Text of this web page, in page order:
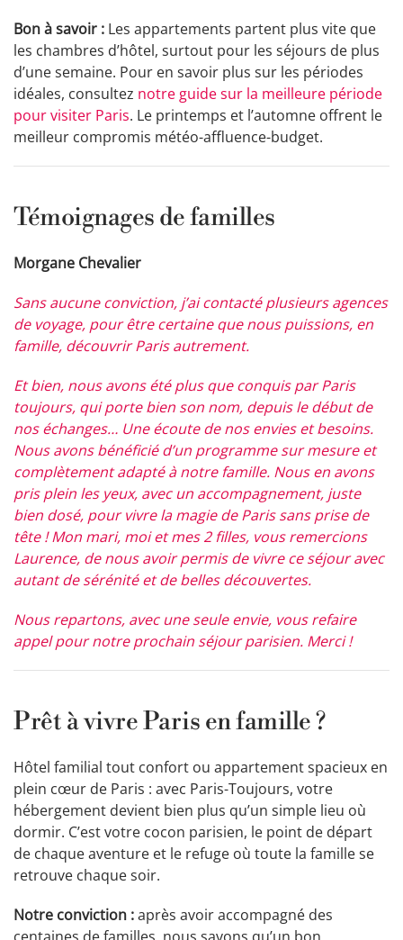
Bon à savoir : Les appartements partent plus vite que
les chambres d’hôtel, surtout pour les séjours de plus
d’une semaine. Pour en savoir plus sur les périodes
idéales, consultez notre guide sur la meilleure période
pour visiter Paris. Le printemps et l’automne offrent le
meilleur compromis météo-affluence-budget.
Témoignages de familles
Morgane Chevalier
Sans aucune conviction, j’ai contacté plusieurs agences
de voyage, pour être certaine que nous puissions, en
famille, découvrir Paris autrement.
Et bien, nous avons été plus que conquis par Paris
toujours, qui porte bien son nom, depuis le début de
nos échanges… Une écoute de nos envies et besoins.
Nous avons bénéficié d’un programme sur mesure et
complètement adapté à notre famille. Nous en avons
pris plein les yeux, avec un accompagnement, juste
bien dosé, pour vivre la magie de Paris sans prise de
tête ! Mon mari, moi et mes 2 filles, vous remercions
Laurence, de nous avoir permis de vivre ce séjour avec
autant de sérénité et de belles découvertes.
Nous repartons, avec une seule envie, vous refaire
appel pour notre prochain séjour parisien. Merci !
Prêt à vivre Paris en famille ?
Hôtel familial tout confort ou appartement spacieux en
plein cœur de Paris : avec Paris-Toujours, votre
hébergement devient bien plus qu’un simple lieu où
dormir. C’est votre cocon parisien, le point de départ
de chaque aventure et le refuge où toute la famille se
retrouve chaque soir.
Notre conviction :après avoir accompagné des